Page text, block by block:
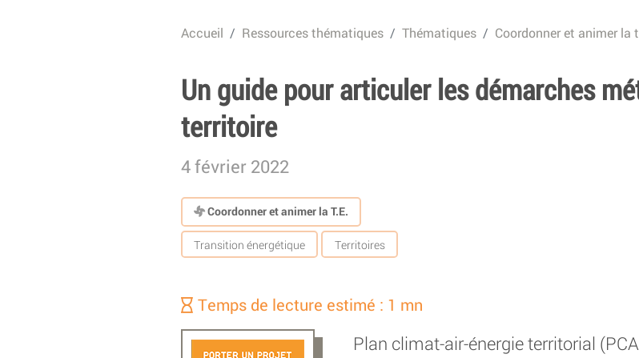
pour la Transition
Energétique
Accueil Ressources thématiques Thématiques Coordonner et animer la
Un guide pour articuler les démarches
territoire
4 février 2022
Coordonner et animer la T.E.
Transition énergétique Territoires
Temps de lecture estimé : 1 mn
Plan climat-air-énergie territorial